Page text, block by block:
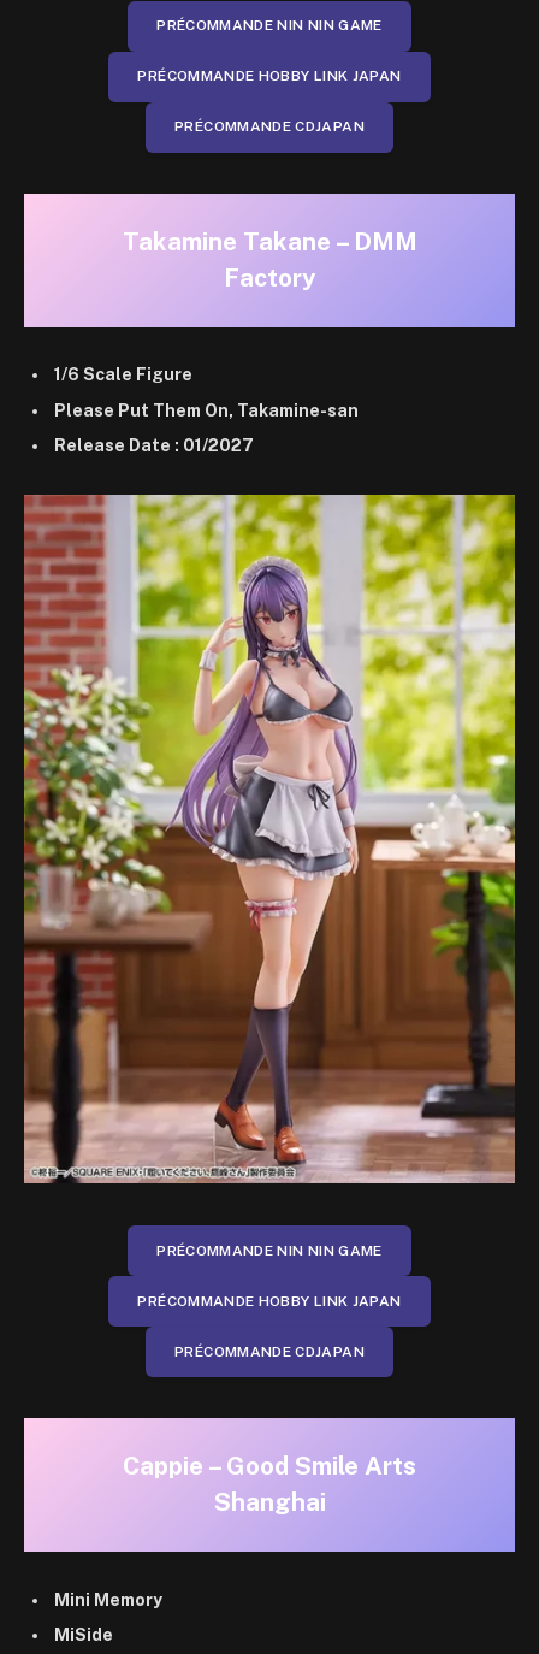
PRÉCOMMANDE NIN NIN GAME
PRÉCOMMANDE HOBBY LINK JAPAN
PRÉCOMMANDE CDJAPAN
Takamine Takane – DMM
Factory
1/6 Scale Figure
Please Put Them On, Takamine-san
Release Date : 01/2027
PRÉCOMMANDE NIN NIN GAME
PRÉCOMMANDE HOBBY LINK JAPAN
PRÉCOMMANDE CDJAPAN
Cappie – Good Smile Arts
Shanghai
Mini Memory
MiSide